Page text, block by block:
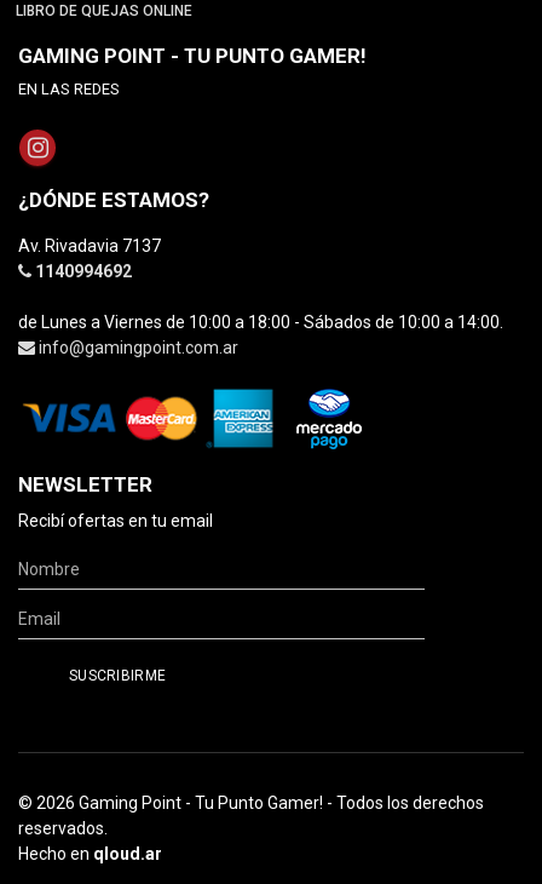
LIBRO DE QUEJAS ONLINE
GAMING POINT - TU PUNTO GAMER!
EN LAS REDES
¿DÓNDE ESTAMOS?
Av. Rivadavia 7137
1140994692
de Lunes a Viernes de 10:00 a 18:00 - Sábados de 10:00 a 14:00.
info@gamingpoint.com.ar
NEWSLETTER
Recibí ofertas en tu email
© 2026 Gaming Point - Tu Punto Gamer! - Todos los derechos
reservados.
Hecho en qloud.ar